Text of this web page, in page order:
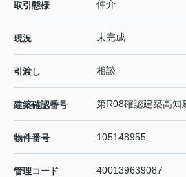
取引態様 仲介
現況 未完成
引渡し 相談
建築確認番号 第R08確認建築高知
物件番号 105148955
管理コード 400139639087